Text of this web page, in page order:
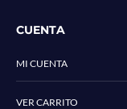
CUENTA
MI CUENTA
VER CARRITO